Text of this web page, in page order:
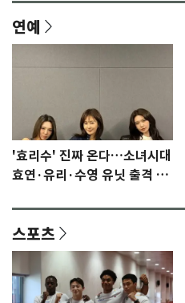
연예
'효리수' 진짜 온다…소녀시대
효연·유리·수영 유닛 출격 [N
스포츠